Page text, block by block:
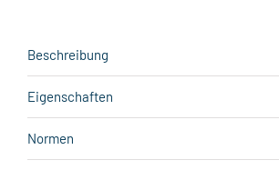
Beschreibung
Eigenschaften
Normen